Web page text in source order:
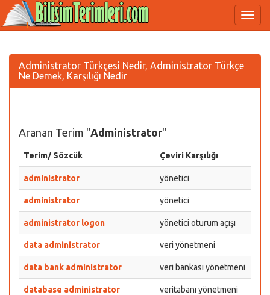
Administrator Türkçesi Nedir, Administrator Türkçe
Ne Demek, Karşılığı Nedir
Aranan Terim "Administrator"
Terim/ Sözcük Çeviri Karşılığı
administrator yönetici
administrator yönetici
administrator logon yönetici oturum açışı
data administrator veri yönetmeni
data bank administrator veri bankası yönetmeni
database administrator veritabanı yönetmeni